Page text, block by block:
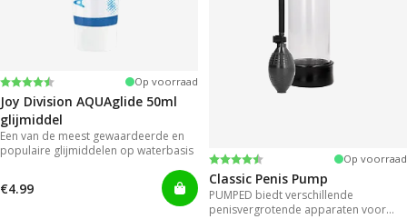
Beoordeling:
4.2 uit 5 sterren Op voorraad
Joy Division AQUAglide 50ml
glijmiddel
Een van de meest gewaardeerde en
populaire glijmiddelen op waterbasis
€4.99
Beoordeling:
4.3 uit 5 sterren Op voorraad
Classic Penis Pump
PUMPED biedt verschillende
penisvergrotende apparaten voor